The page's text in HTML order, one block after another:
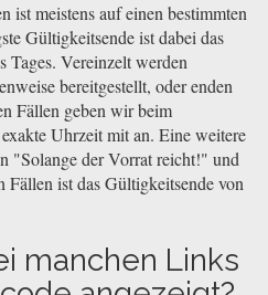
ist meistens auf einen bestimmten
Gültigkeitsende ist dabei das
Tages. Vereinzelt werden
bereitgestellt, oder enden
Fällen geben wir beim
Uhrzeit mit an. Eine weitere
"Solange der Vorrat reicht!" und
ist das Gültigkeitsende von
manchen Links